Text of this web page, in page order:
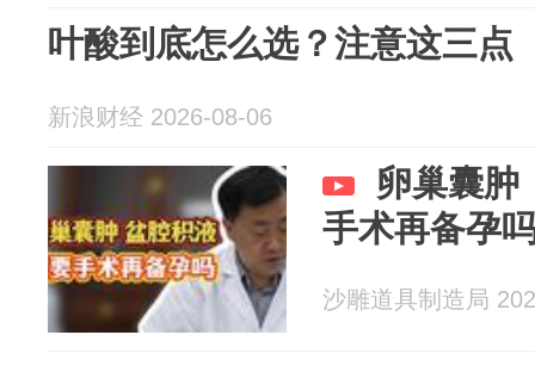
叶酸到底怎么选？注意这三点
新浪财经 2026-08-06
卵巢囊肿
手术再备孕
沙雕道具制造局